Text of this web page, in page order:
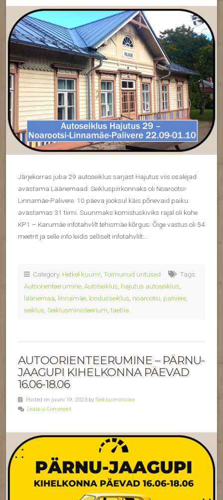
Järjekorras juba 29 autoseiklus sarjast Hajutus viis osalejad
avastama Läänemaad. Seikluspiirkonnaks oli Noarootsi-
Linnamäe-Palivere. 10 päeva jooksul käis põnevaid paiku
avastamas 31 tiimi. Suurimaks komistuskiviks rajal oli kohe
KP1 – Karumäe infotahvlilt tehismäe kõrgus. Õige vastus oli 54
meetrit ja selle info leidis selliselt infotahvlilt:…
Category: Hetkel kuum! Toimunud üritused
Tags:
Autoorienteerumine Autoseiklus hajutus autoseiklus
läänemaa linnamäe loodusseiklus noarootsi palivere
seiklus Seiklusministeerium ,taebla
AUTOORIENTEERUMINE – PÄRNU-
JAAGUPI KIHELKONNA PÄEVAD
16.06-18.06
Posted on juuni 19, 2023 by Seiklusminister
Leave a Comment